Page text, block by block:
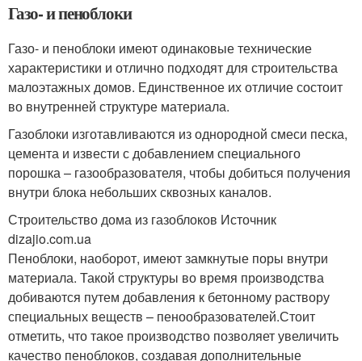
Газо- и пеноблоки
Газо- и пеноблоки имеют одинаковые технические
характеристики и отлично подходят для строительства
малоэтажных домов. Единственное их отличие состоит
во внутренней структуре материала.
Газоблоки изготавливаются из однородной смеси песка,
цемента и извести с добавлением специального
порошка – газообразователя, чтобы добиться получения
внутри блока небольших сквозных каналов.
Строительство дома из газоблоков Источник
dizajio.com.ua
Пеноблоки, наоборот, имеют замкнутые поры внутри
материала. Такой структуры во время производства
добиваются путем добавления к бетонному раствору
специальных веществ – пенообразователей.Стоит
отметить, что такое производство позволяет увеличить
качество пеноблоков, создавая дополнительные